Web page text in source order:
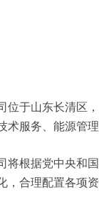
位于山东长清区
术服务、能源管
将根据党中央和
，合理配置各项